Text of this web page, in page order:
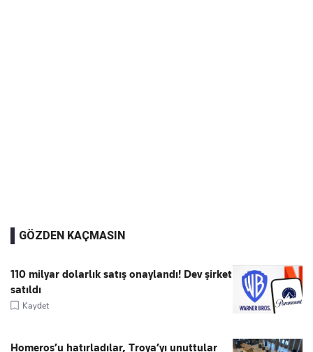
GÖZDEN KAÇMASIN
110 milyar dolarlık satış onaylandı! Dev şirket
satıldı
Kaydet
Homeros’u hatırladılar, Troya’yı unuttular